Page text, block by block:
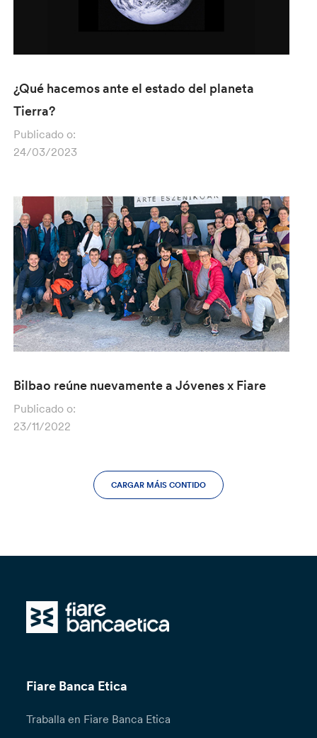
¿Qué hacemos ante el estado del planeta
Tierra?
Publicado o:
24/03/2023
Bilbao reúne nuevamente a Jóvenes x Fiare
Publicado o:
23/11/2022
CARGAR MÁIS CONTIDO
Fiare Banca Etica
Traballa en Fiare Banca Etica